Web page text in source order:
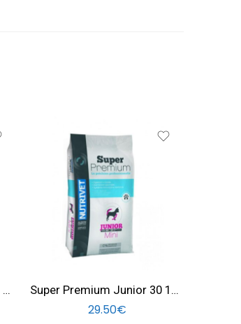
X NUTRITION Vitalité 26 16 – 20 KG Super Premium Junior 30 18 Mini dog 3 KG
29.50€